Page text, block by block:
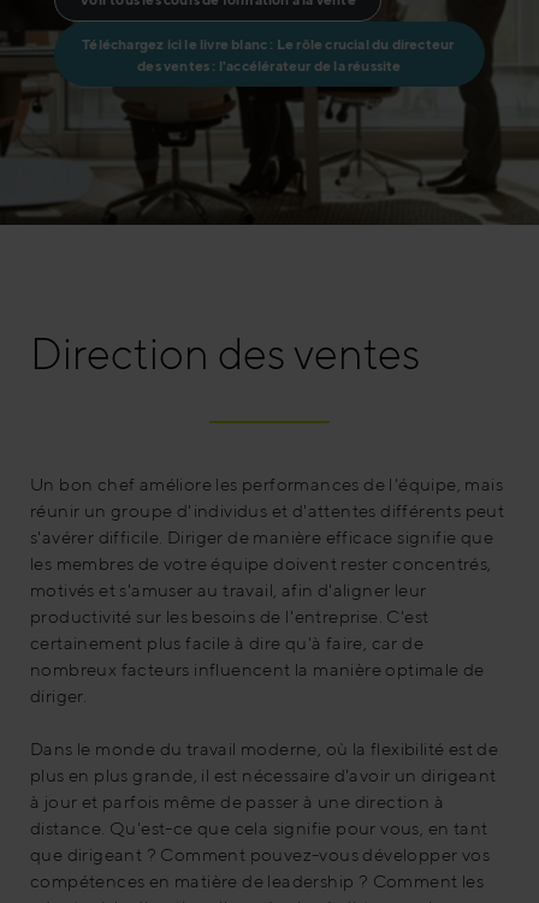
Téléchargez ici le livre blanc : Le rôle crucial du directeur
des ventes : l'accélérateur de la réussite
Direction des ventes
Un bon chef améliore les performances de l'équipe, mais
réunir un groupe d'individus et d'attentes différents peut
s'avérer difficile. Diriger de manière efficace signifie que
les membres de votre équipe doivent rester concentrés,
motivés et s'amuser au travail, afin d'aligner leur
productivité sur les besoins de l'entreprise. C'est
certainement plus facile à dire qu'à faire, car de
nombreux facteurs influencent la manière optimale de
diriger.
Dans le monde du travail moderne, où la flexibilité est de
plus en plus grande, il est nécessaire d'avoir un dirigeant
à jour et parfois même de passer à une direction à
distance. Qu'est-ce que cela signifie pour vous, en tant
que dirigeant ? Comment pouvez-vous développer vos
compétences en matière de leadership ? Comment les